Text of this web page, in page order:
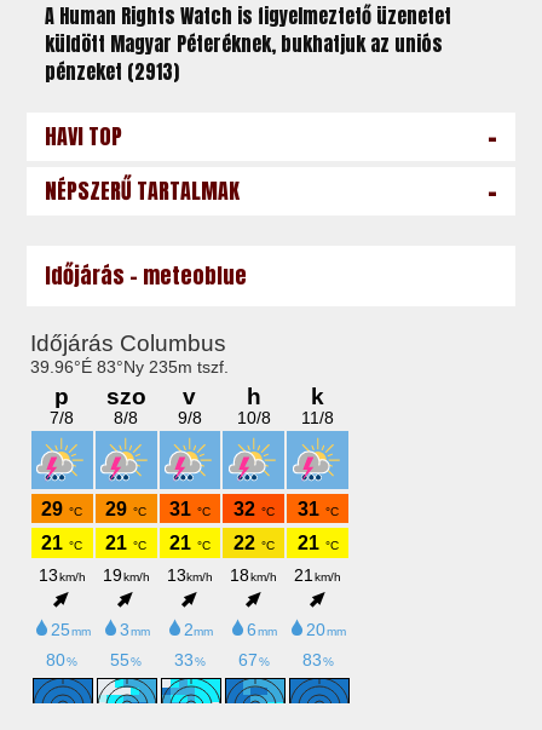
A Human Rights Watch is figyelmeztető üzenetet
küldött Magyar Péteréknek, bukhatjuk az uniós
pénzeket (2913)
HAVI TOP -
NÉPSZERŰ TARTALMAK -
Időjárás - meteoblue